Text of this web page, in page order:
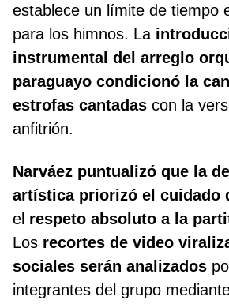
establece un límite de tiempo
para los himnos. La
instrumental del arreglo
paraguayo condicionó la
estrofas cantadas con la
anfitrión.
Narváez puntualizó que la
artística priorizó el cuidado
el respeto absoluto a la
Los recortes de video
sociales serán analizados
integrantes del grupo